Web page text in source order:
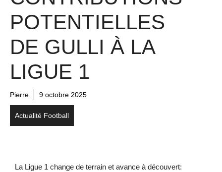
POTENTIELLES
DE GULLI À LA
LIGUE 1
Pierre 9 octobre 2025
Actualité Football
La Ligue 1 change de terrain et avance à découvert: